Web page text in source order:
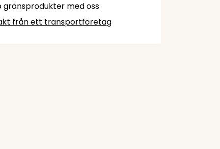
gränsprodukter med oss
från ett transportföretag